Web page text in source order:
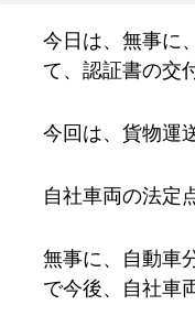
今日は、無事に
て、認証書の交
今回は、貨物運
自社車両の法定
無事に、自動車
で今後、自社車